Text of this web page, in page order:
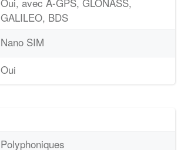
GALILEO, BDS
Nano SIM
Oui
Polyphoniques